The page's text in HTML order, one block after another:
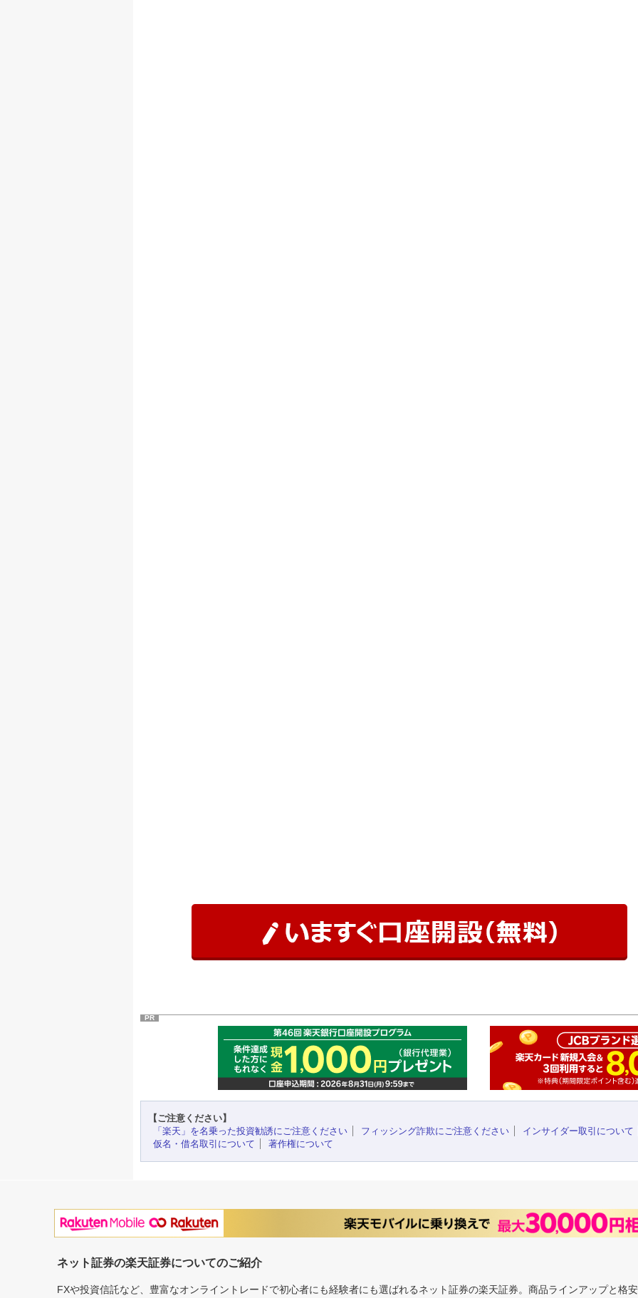
PR
【ご注意ください】
「楽天」を名乗った投資勧誘にご注意ください
フィッシング詐欺にご注意ください インサイダー取引について
仮名・借名取引について
著作権について
ネット証券の楽天証券についてのご紹介
FXや投資信託など、豊富なオンライントレードで初心者にも経験者にも選ばれるネット証券の楽天証券。商品ラインアップと格